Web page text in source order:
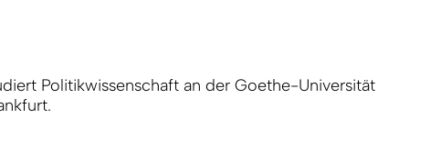
Politikwissenschaft an der Goethe-Universität